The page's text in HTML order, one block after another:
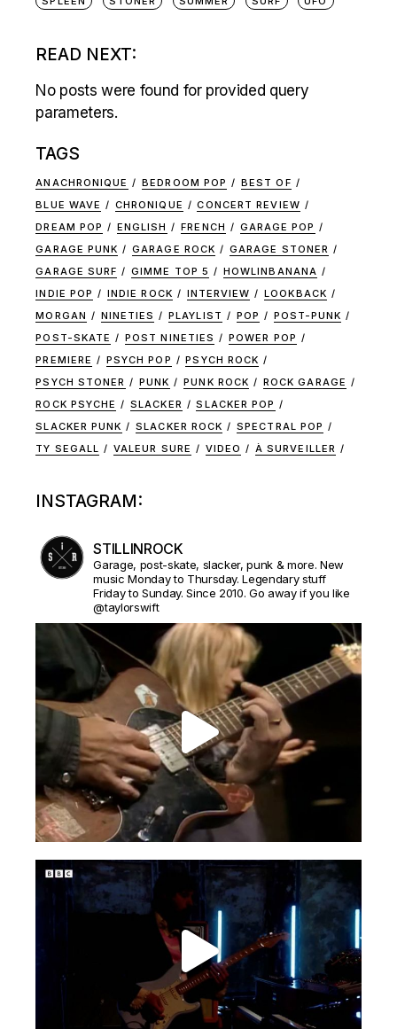
READ NEXT:
No posts were found for provided query
parameters.
TAGS
ANACHRONIQUE BEDROOM POP
BEST OF
BLUE WAVE
CHRONIQUE
CONCERT REVIEW
DREAM POP
ENGLISH FRENCH
GARAGE POP
GARAGE PUNK
GARAGE ROCK
GARAGE STONER
GARAGE SURF
GIMME TOP 5
HOWLINBANANA
INDIE POP
INDIE ROCK INTERVIEW
LOOKBACK
MORGAN
NINETIES PLAYLIST POP
POST-PUNK
POST-SKATE
POST NINETIES
POWER POP
PREMIERE
PSYCH POP
PSYCH ROCK
PSYCH STONER
PUNK PUNK ROCK
ROCK GARAGE
ROCK PSYCHE
SLACKER
SLACKER POP
SLACKER PUNK
SLACKER ROCK
SPECTRAL POP
TY SEGALL
VALEUR SURE VIDEO À SURVEILLER
INSTAGRAM:
STILLINROCK
Garage, post-skate, slacker, punk & more. New
music Monday to Thursday. Legendary stuff
Friday to Sunday. Since 2010. Go away if you like
@taylorswift